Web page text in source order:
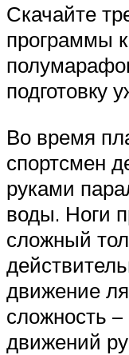
Скачайте
программы
подготовку
Во время
спортсмен
руками
воды. Ноги
сложный
движение
сложность
движений